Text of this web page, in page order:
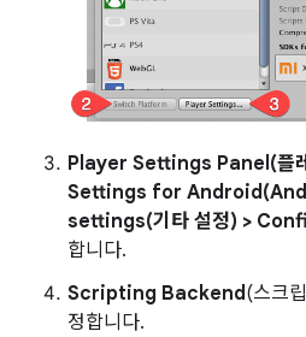
Player Settings Panel(플
Settings for
settings(기타 설정) >
합니다.
Scripting Backend (스크
정합니다.